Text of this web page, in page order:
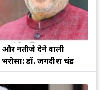
और नतीजे देने वाली
डॉ. जगदीश चंद्र